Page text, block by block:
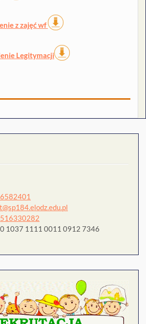
z zajęć wf
Legitymacji
516330282
1037 1111 0011 0912 7346